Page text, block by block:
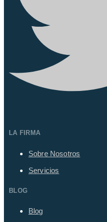
LA FIRMA
Sobre Nosotros
Servicios
BLOG
Blog